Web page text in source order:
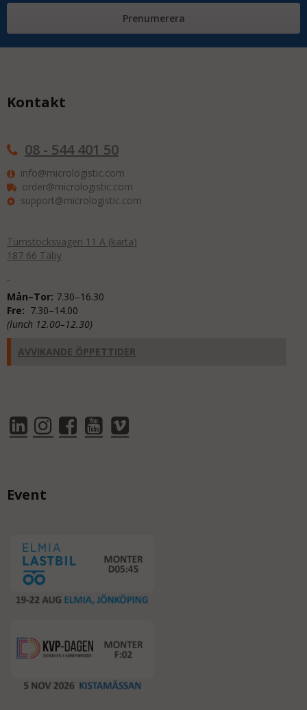
Prenumerera
Kontakt
08 - 544 401 50
info@micrologistic.com
order@micrologistic.com
support@micrologistic.com
Tumstocksvägen 11 A (karta)
187 66 Täby
Mån–Tor: 7.30–16.30
Fre: 7.30–14.00
(lunch 12.00–12.30)
AVVIKANDE ÖPPETTIDER
Event